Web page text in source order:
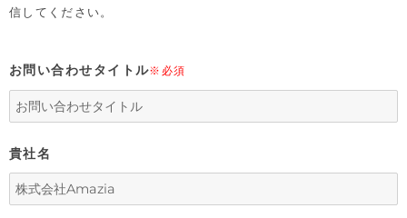
信してください。
お問い合わせタイトル※必須
貴社名